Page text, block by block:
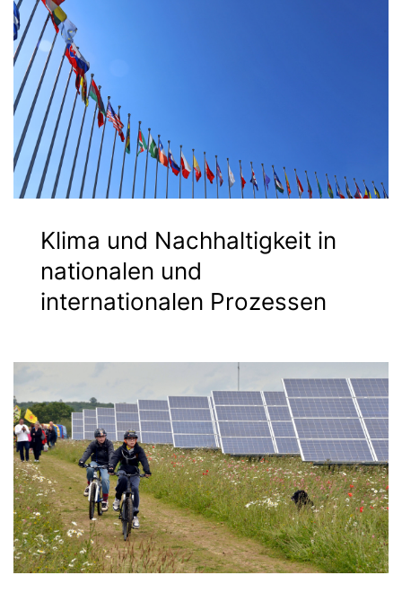
Klima und Nachhaltigkeit in
nationalen und
internationalen Prozessen